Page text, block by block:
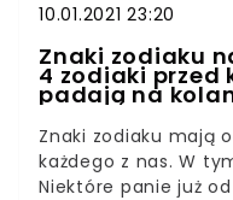
10.01.2021 23:20
Znaki zodiaku
4 zodiaki przed
padają na
Znaki zodiaku mają
każdego z nas. W
Niektóre panie już